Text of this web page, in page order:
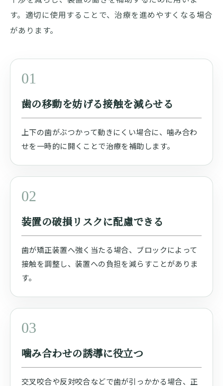
す。適切に使用することで、治療を進めやすくなる場合
があります。
01
歯の移動を妨げる接触を減らせる
上下の歯がぶつかって動きにくい場合に、噛み合わ
せを一時的に開くことで治療を補助します。
02
装置の破損リスクに配慮できる
歯が矯正装置へ強く当たる場合、ブロックによって
接触を調整し、装置への負担を減らすことがありま
す。
03
噛み合わせの誘導に役立つ
交叉咬合や反対咬合などで歯が引っかかる場合、正